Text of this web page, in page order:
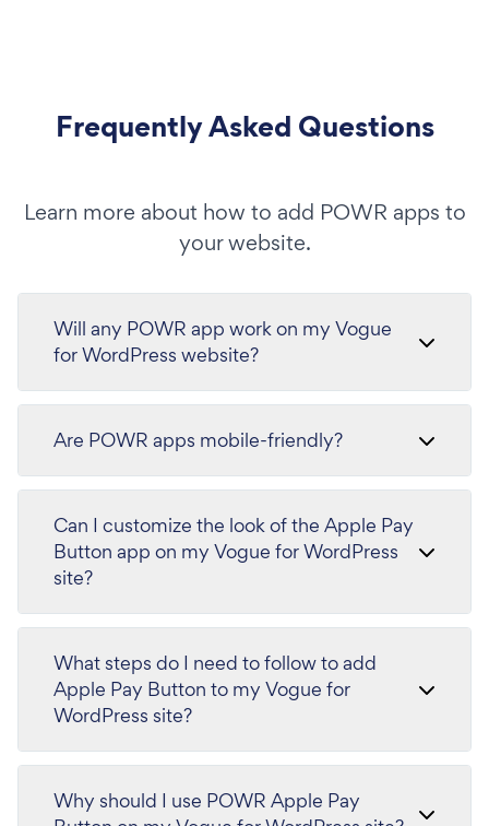
Frequently Asked Questions
Learn more about how to add POWR apps to
your website.
Will any POWR app work on my Vogue
for WordPress website?
Are POWR apps mobile-friendly?
Can I customize the look of the Apple Pay
Button app on my Vogue for WordPress
site?
What steps do I need to follow to add
Apple Pay Button to my Vogue for
WordPress site?
Why should I use POWR Apple Pay